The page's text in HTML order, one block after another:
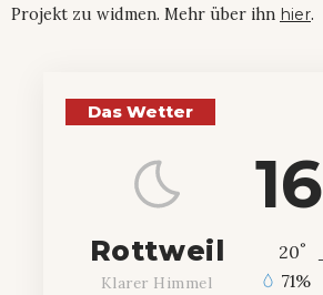
Projekt zu widmen. Mehr über ihn hier.
Das Wetter
16
Rottweil
Klarer Himmel
20°
71%